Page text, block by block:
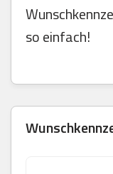
so einfach!